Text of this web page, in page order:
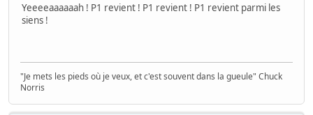
Yeeeeaaaaaah ! P1 revient ! P1 revient ! P1 revient parmi les
siens !
"Je mets les pieds où je veux, et c'est souvent dans la gueule" Chuck
Norris